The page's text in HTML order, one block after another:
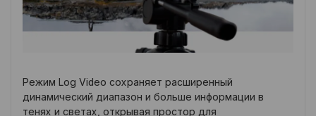
Режим Log Video сохраняет расширенный
динамический диапазон и больше информации в
тенях и светах, открывая простор для